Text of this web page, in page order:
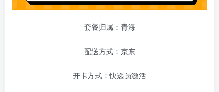
套餐归属：青海
配送方式：京东
开卡方式：快递员激活